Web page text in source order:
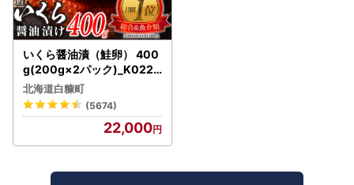
いくら醤油漬（鮭卵） 400
g(200g×2パック)_K022-
1676
北海道白糠町
(5674)
22,000